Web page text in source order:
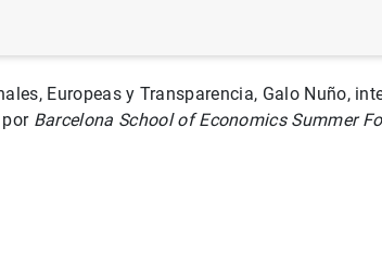
Europeas y Transparencia, Galo Nuño,
Barcelona School of Economics Summer